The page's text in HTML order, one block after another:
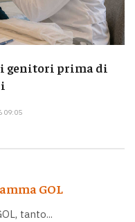
i genitori prima di
09:05
GOL
tanto...